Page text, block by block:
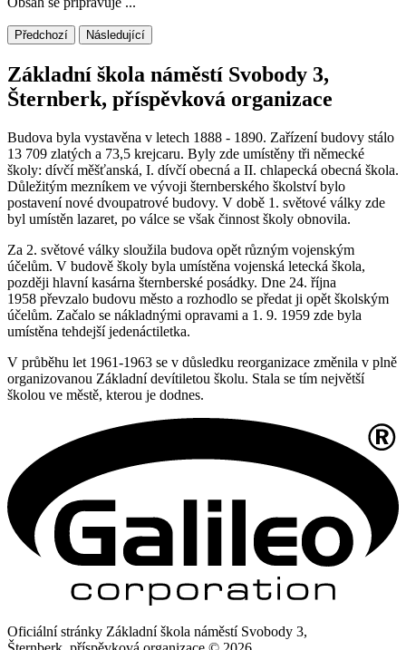
Předchozí Následující
Základní škola náměstí Svobody 3,
Šternberk, příspěvková organizace
Budova byla vystavěna v letech 1888 - 1890. Zařízení budovy stálo
13 709 zlatých a 73,5 krejcaru. Byly zde umístěny tři německé
školy: dívčí měšťanská, I. dívčí obecná a II. chlapecká obecná škola.
Důležitým mezníkem ve vývoji šternberského školství bylo
postavení nové dvoupatrové budovy. V době 1. světové války zde
byl umístěn lazaret, po válce se však činnost školy obnovila.
Za 2. světové války sloužila budova opět různým vojenským
účelům. V budově školy byla umístěna vojenská letecká škola,
později hlavní kasárna šternberské posádky. Dne 24. října
1958 převzalo budovu město a rozhodlo se předat ji opět školským
účelům. Začalo se nákladnými opravami a 1. 9. 1959 zde byla
umístěna tehdejší jedenáctiletka.
V průběhu let 1961-1963 se v důsledku reorganizace změnila v plně
organizovanou Základní devítiletou školu. Stala se tím největší
školou ve městě, kterou je dodnes.
Oficiální stránky Základní škola náměstí Svobody 3,